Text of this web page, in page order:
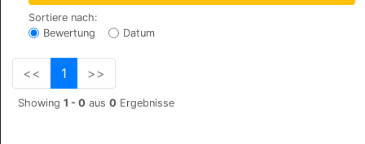
Sortiere nach:
Bewertung
Datum
<< 1 >>
Showing 1 - 0 aus 0 Ergebnisse